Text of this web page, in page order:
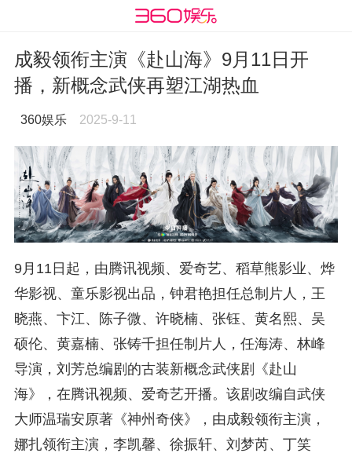
成毅领衔主演《赴山海》9月11日开
播，新概念武侠再塑江湖热血
360娱乐 2025-9-11
9月11日起，由腾讯视频、爱奇艺、稻草熊影业、烨
华影视、童乐影视出品，钟君艳担任总制片人，王
晓燕、卞江、陈子微、许晓楠、张钰、黄名熙、吴
硕伦、黄嘉楠、张铸千担任制片人，任海涛、林峰
导演，刘芳总编剧的古装新概念武侠剧《赴山
海》，在腾讯视频、爱奇艺开播。该剧改编自武侠
大师温瑞安原著《神州奇侠》，由成毅领衔主演，
娜扎领衔主演，李凯馨、徐振轩、刘梦芮、丁笑